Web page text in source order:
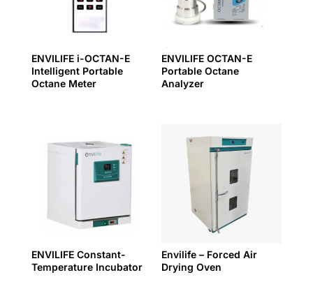
ENVILIFE i-OCTAN-E
Intelligent Portable
Octane Meter
ENVILIFE OCTAN-E
Portable Octane
Analyzer
ENVILIFE Constant-
Temperature Incubator
Envilife – Forced Air
Drying Oven